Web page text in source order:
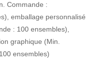
Commande :
emballage personnalisé
: 100 ensembles),
graphique (Min.
ensembles)